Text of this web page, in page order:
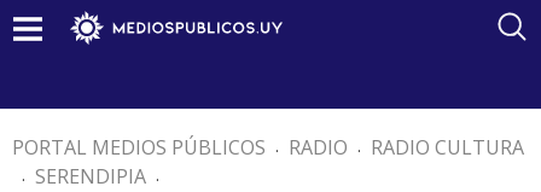
PORTAL MEDIOS PÚBLICOS . RADIO . RADIO CULTURA
. SERENDIPIA .